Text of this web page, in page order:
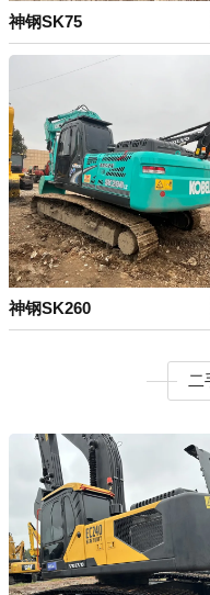
神钢SK75
神钢SK260
二